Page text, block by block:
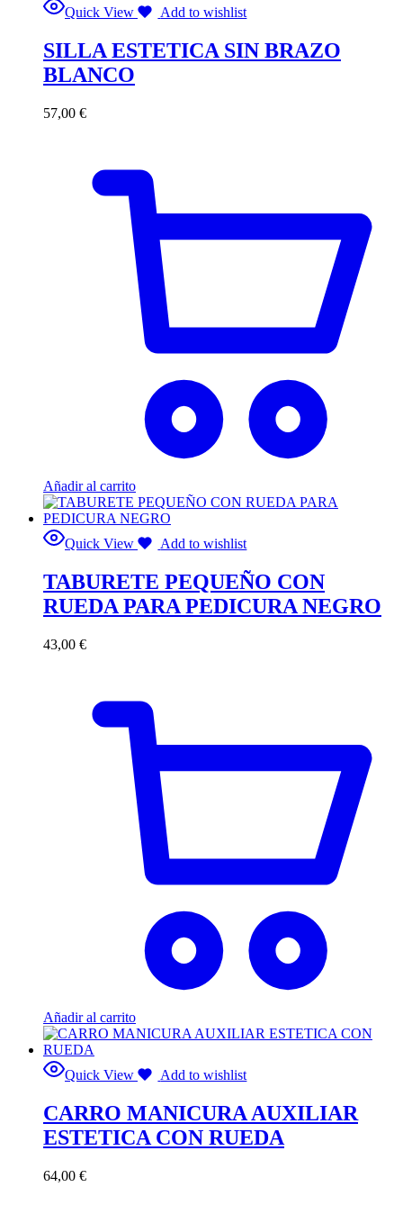
Quick View Add to wishlist
SILLA ESTETICA SIN BRAZO
BLANCO
57,00 €
Añadir al carrito
Quick View Add to wishlist
TABURETE PEQUEÑO CON
RUEDA PARA PEDICURA NEGRO
43,00 €
Añadir al carrito
Quick View Add to wishlist
CARRO MANICURA AUXILIAR
ESTETICA CON RUEDA
64,00 €